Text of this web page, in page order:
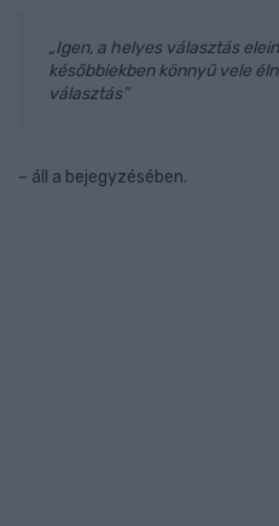
„Igen, a helyes választás
későbbiekben könnyű vele
választás”
– áll a bejegyzésében.